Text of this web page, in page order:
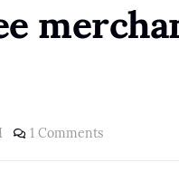
1 Comments